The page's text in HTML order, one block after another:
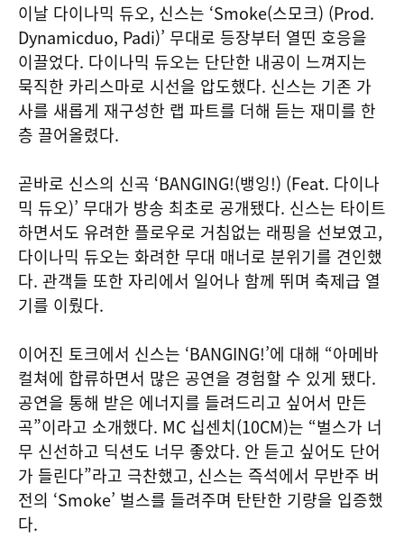
이날 다이나믹 듀오, 신스는 ‘Smoke(스모크) (Prod.
Dynamicduo, Padi)’ 무대로 등장부터 열띤 호응을
이끌었다. 다이나믹 듀오는 단단한 내공이 느껴지는
묵직한 카리스마로 시선을 압도했다. 신스는 기존 가
사를 새롭게 재구성한 랩 파트를 더해 듣는 재미를 한
층 끌어올렸다.
곧바로 신스의 신곡 ‘BANGING!(뱅잉!) (Feat. 다이나
믹 듀오)’ 무대가 방송 최초로 공개됐다. 신스는 타이트
하면서도 유려한 플로우로 거침없는 래핑을 선보였고,
다이나믹 듀오는 화려한 무대 매너로 분위기를 견인했
다. 관객들 또한 자리에서 일어나 함께 뛰며 축제급 열
기를 이뤘다.
이어진 토크에서 신스는 ‘BANGING!’에 대해 “아메바
컬쳐에 합류하면서 많은 공연을 경험할 수 있게 됐다.
공연을 통해 받은 에너지를 들려드리고 싶어서 만든
곡”이라고 소개했다. MC 십센치(10CM)는 “벌스가 너
무 신선하고 딕션도 너무 좋았다. 안 듣고 싶어도 단어
가 들린다”라고 극찬했고, 신스는 즉석에서 무반주 버
전의 ‘Smoke’ 벌스를 들려주며 탄탄한 기량을 입증했
다.